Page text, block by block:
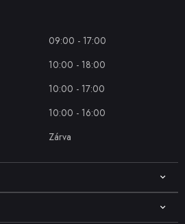
09:00 - 17:00
10:00 - 18:00
10:00 - 17:00
10:00 - 16:00
Zárva